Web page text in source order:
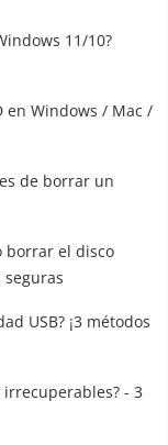
11/10?
en Windows / Mac /
de borrar un
borrar el disco
USB? ¡3 métodos
irrecuperables? - 3